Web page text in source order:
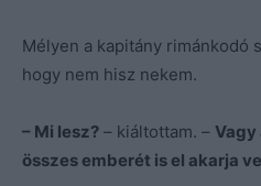
Mélyen a kapitány rimánkodó
hogy nem hisz nekem.
– Mi lesz? – kiáltottam. – Vagy
összes emberét is el akarja